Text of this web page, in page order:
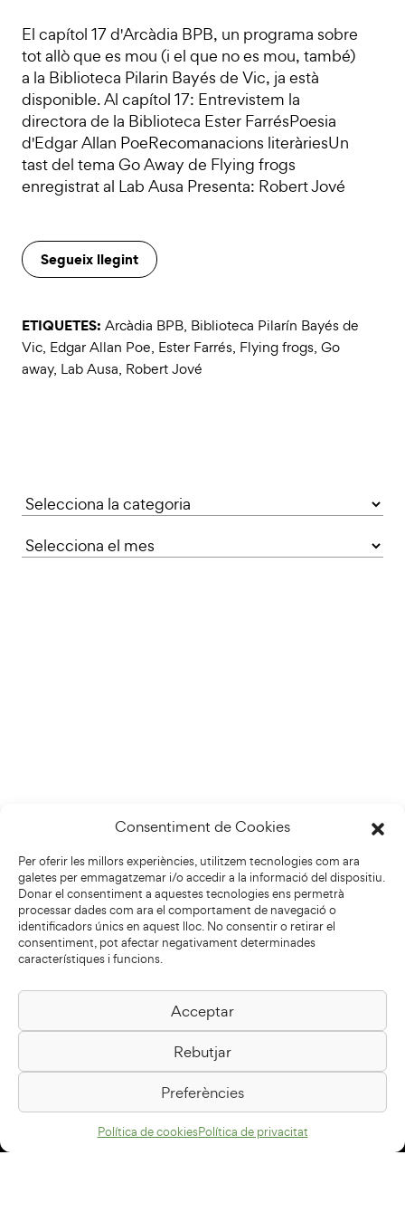
Consentiment de Cookies
Per oferir les millors experiències, utilitzem tecnologies com ara
galetes per emmagatzemar i/o accedir a la informació del dispositiu.
Donar el consentiment a aquestes tecnologies ens permetrà
processar dades com ara el comportament de navegació o
identificadors únics en aquest lloc. No consentir o retirar el
consentiment, pot afectar negativament determinades
característiques i funcions.
Acceptar
Rebutjar
Preferències
Política de cookiesPolítica de privacitat
El capítol 17 d'Arcàdia BPB, un programa sobre
tot allò que es mou (i el que no es mou, també)
a la Biblioteca Pilarin Bayés de Vic, ja està
disponible. Al capítol 17: Entrevistem la
directora de la Biblioteca Ester FarrésPoesia
d'Edgar Allan PoeRecomanacions literàriesUn
tast del tema Go Away de Flying frogs
enregistrat al Lab Ausa Presenta: Robert Jové
Segueix llegint
ETIQUETES: Arcàdia BPB, Biblioteca Pilarín Bayés de
Vic, Edgar Allan Poe, Ester Farrés, Flying frogs, Go
away, Lab Ausa, Robert Jové
Categories
Biblioteca Pilarin Bayés
Passeig de la Generalitat, 1
08500 Vic